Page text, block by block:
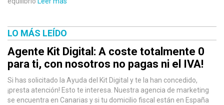
LO MÁS LEÍDO
Agente Kit Digital: A coste totalmente 0
para ti, con nosotros no pagas ni el IVA!
Si has solicitado la Ayuda del Kit Digital y te la han concedido,
¡presta atención! Esto te interesa. Nuestra agencia de marketing
se encuentra en Canarias y si tu domicilio fiscal están en España